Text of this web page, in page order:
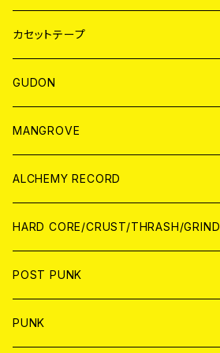
BADGE
JAPAN
WORLD
カセットテープ
JAPAN
WORLD
GUDON
アパレル
PATCH
アナログ
DIGITAL CONTENTS
MANGROVE
ALCHEMY RECORD
CD
ANALOG
HARD CORE/CRUST/THRASH/GRIND
JAPAN
CD
WORLD
POST PUNK
CD
PUNK